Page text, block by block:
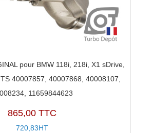
pour BMW 118i, 218i, X1 sDrive,
40007857, 40007868, 40008107,
11659844623
865,00 TTC
720,83HT